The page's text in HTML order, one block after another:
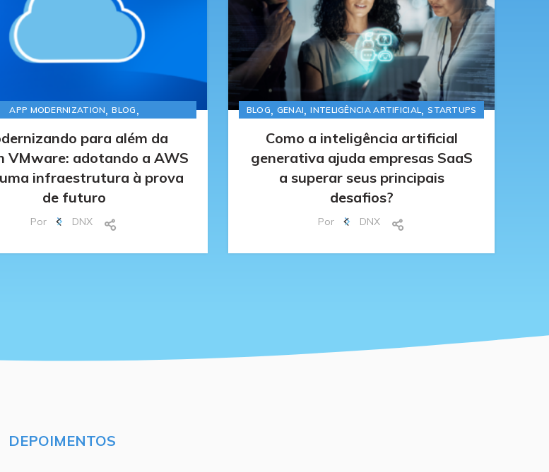
APP MODERNIZATION,BLOG ,
para além da
VMware: adotando a AWS
infraestrutura à prova
de futuro
Por DNX
BLOG, GENAI,INTELIGÊNCIA ARTIFICIAL ,STARTUPS
Como a inteligência artificial
generativa ajuda empresas SaaS
a superar seus principais
desafios?
Por DNX
DEPOIMENTOS